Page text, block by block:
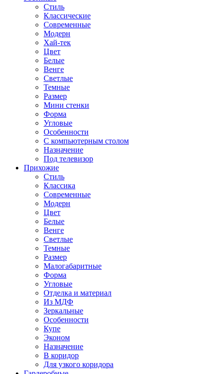
Стиль
Классические
Современные
Модерн
Хай-тек
Цвет
Белые
Венге
Светлые
Темные
Размер
Мини стенки
Форма
Угловые
Особенности
С компьютерным столом
Назначение
Под телевизор
Прихожие
Стиль
Классика
Современные
Модерн
Цвет
Белые
Венге
Светлые
Темные
Размер
Малогабаритные
Форма
Угловые
Отделка и материал
Из МДФ
Зеркальные
Особенности
Купе
Эконом
Назначение
В коридор
Для узкого коридора